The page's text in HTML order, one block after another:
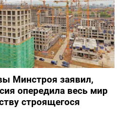
Минстроя заявил,
опередила весь мир
строящегося